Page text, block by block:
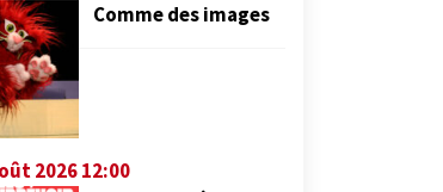
Comme des images
2026 12:00